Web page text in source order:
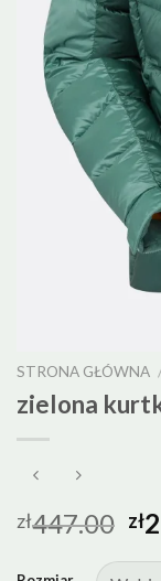
STRONA GŁÓWNA
zielona
zł447.00 zł